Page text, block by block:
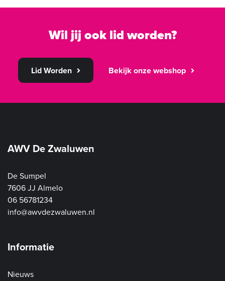
Wil jij ook lid worden?
Lid Worden Bekijk onze webshop
AWV De Zwaluwen
De Sumpel
7606 JJ Almelo
06 56781234
info@awvdezwaluwen.nl
Informatie
Nieuws